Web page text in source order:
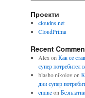
Проекти
cloudns.net
CloudPrima
Recent
Alex on Как се
супер потребител
blasho nikolovon
дни супер
emineon